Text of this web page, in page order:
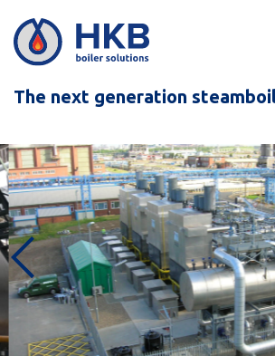
The next generation